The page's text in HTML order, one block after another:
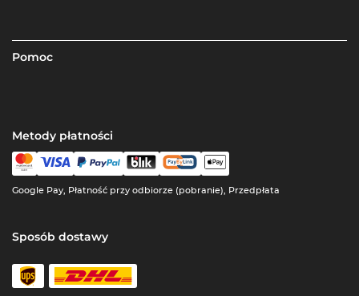
Pomoc
Metody płatności
Google Pay, Płatność przy odbiorze (pobranie), Przedpłata
Sposób dostawy